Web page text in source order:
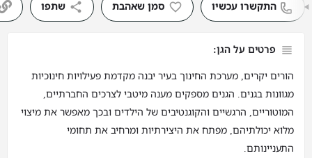
התקשרו עכשיו סמן שאהבת שתפו
פרטים על הגן:
הורים יקרים, מערכת החינוך בעיר יבנה מקדמת פעילויות חינוכיות
מגוונות בגנים. הגנים מספקים מענה מיטבי לצרכים החברתיים,
המוטוריים, הרגשיים והקוגנטיבים של הילדים ובכך מאפשר את מיצוי
מלוא יכולתיהם, מפתח את היצירתיות ומרחיב את תחומי
התעניינותם.